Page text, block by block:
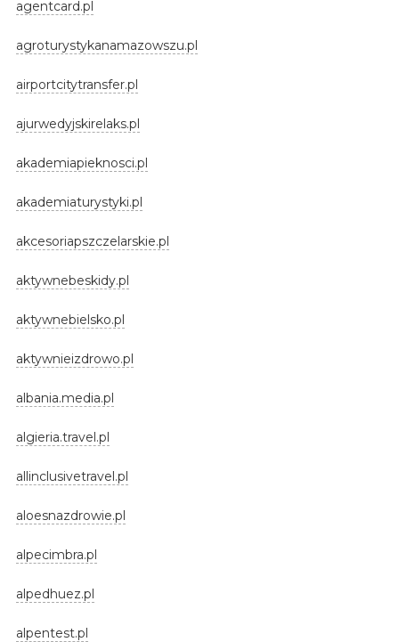
agentcard.pl
agroturystykanamazowszu.pl
airportcitytransfer.pl
ajurwedyjskirelaks.pl
akademiapieknosci.pl
akademiaturystyki.pl
akcesoriapszczelarskie.pl
aktywnebeskidy.pl
aktywnebielsko.pl
aktywnieizdrowo.pl
albania.media.pl
algieria.travel.pl
allinclusivetravel.pl
aloesnazdrowie.pl
alpecimbra.pl
alpedhuez.pl
alpentest.pl